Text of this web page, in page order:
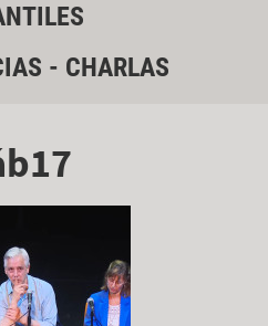
- CHARLAS